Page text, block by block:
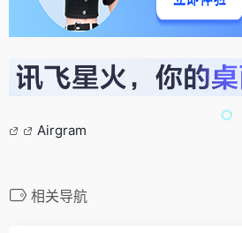
Airgram
相关导航